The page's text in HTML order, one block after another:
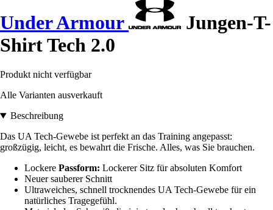
Under Armour
Jungen-T-
Shirt Tech 2.0
Produkt nicht verfügbar
Alle Varianten ausverkauft
Beschreibung
Das UA Tech-Gewebe ist perfekt an das Training angepasst:
großzügig, leicht, es bewahrt die Frische. Alles, was Sie brauchen.
Lockere Passform: Lockerer Sitz für absoluten Komfort
Neuer sauberer Schnitt
Ultraweiches, schnell trocknendes UA Tech-Gewebe für ein
natürliches Tragegefühl.